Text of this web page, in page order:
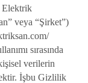
Elektrik
veya “Şirket”)
sırasında
verilerin
İşbu Gizlilik